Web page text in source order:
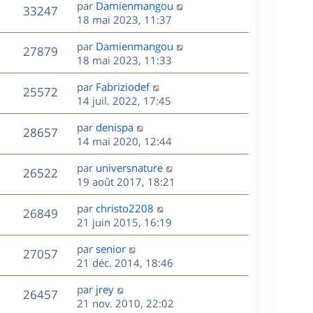
s
n
i
e
r
m
e
s
s
a
g
e
33247V
u
s
D
e
r
n
i
e
r
m
e
s
s
a
g
e
par Damienmangou
18 mai 2023, 11:37
27879V
u
e
s
D
e
r
n
i
e
r
m
e
s
s
a
g
e
par Damienmangou
18 mai 2023, 11:33
25572V
u
s
D
e
r
n
i
e
r
m
e
s
s
a
g
e
par Fabriziodef
14 juil. 2022, 17:45
28657V
u
e
s
D
e
r
n
i
e
r
m
e
s
s
a
g
e
par denispa
14 mai 2020, 12:44
26522V
u
s
D
e
r
n
i
e
r
m
e
s
s
par universnature
19 août 2017, 18:21
26849V
u
s
D
e
r
n
i
e
r
m
par christo2208
21 juin 2015, 16:19
27057V
u
D
e
r
n
i
par senior
21 déc. 2014, 18:46
26457V
D
e
par jrey
21 nov. 2010, 22:02